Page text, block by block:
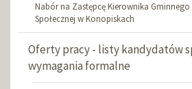
Nabór na Zastępcę Kierownika
Społecznej w Konopiskach
Oferty pracy - listy kandydatów
wymagania formalne